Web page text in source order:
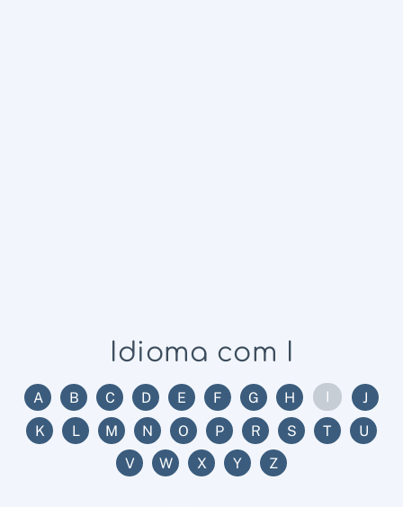
Idioma com I
A B C D E F G H I
J
K
L M N O P R S T
U
V
W X Y Z